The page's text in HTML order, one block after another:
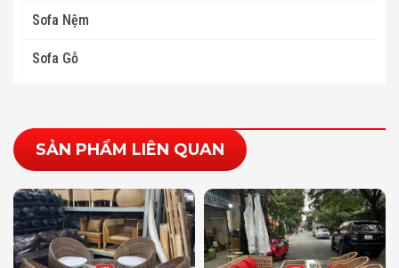
Sofa Nệm
Sofa Gỗ
SẢN PHẨM LIÊN QUAN